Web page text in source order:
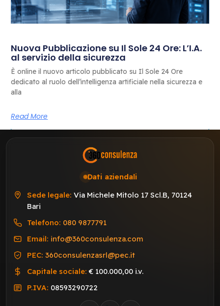
Nuova Pubblicazione su Il Sole 24 Ore: L’I.A.
al servizio della sicurezza
È online il nuovo articolo pubblicato su Il Sole 24 Ore
dedicato al ruolo dell’intelligenza artificiale nella sicurezza e
alla
Read More
Dati aziendali
Sede legale: Via Michele Mitolo 17 Scl.B, 70124
Bari
Telefono: 080 9877791
Email: info@360consulenza.com
PEC: 360consulenzasrl@pec.it
Capitale sociale: € 100.000,00 i.v.
P.IVA: 08593290722